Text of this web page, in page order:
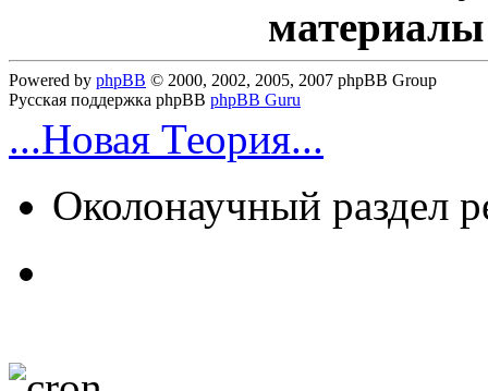
Powered by phpBB © 2000, 2002, 2005, 2007 phpBB Group
Русская поддержка phpBB phpBB Guru
...Новая Теория...
Околонаучный раздел